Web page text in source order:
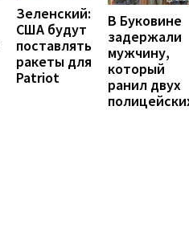
Зеленский:
США будут
поставлять
ракеты для
Patriot
В Буковине
задержали
мужчину,
который
ранил двух